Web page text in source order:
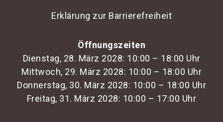
Erklärung zur Barrierefreiheit
Öffnungszeiten
Dienstag, 28. März 2028: 10:00 – 18:00 Uhr
Mittwoch, 29. März 2028: 10:00 – 18:00 Uhr
Donnerstag, 30. März 2028: 10:00 – 18:00 Uhr
Freitag, 31. März 2028: 10:00 – 17:00 Uhr